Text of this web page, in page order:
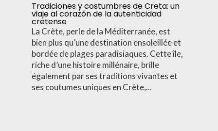
Tradiciones y costumbres de Creta: un
viaje al corazón de la autenticidad
cretense
La Crète, perle de la Méditerranée, est
bien plus qu’une destination ensoleillée et
bordée de plages paradisiaques. Cette île,
riche d’une histoire millénaire, brille
également par ses traditions vivantes et
ses coutumes uniques en Crète,...